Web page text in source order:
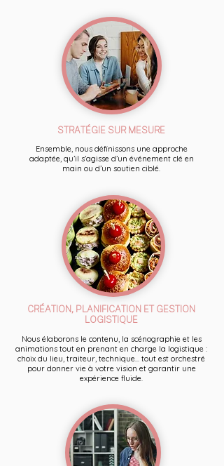
STRATÉGIE SUR MESURE
Ensemble, nous définissons une approche
adaptée, qu’il s’agisse d’un événement clé en
main ou d’un soutien ciblé.
CRÉATION, PLANIFICATION ET GESTION
LOGISTIQUE
Nous élaborons le contenu, la scénographie et les
animations tout en prenant en charge la logistique :
choix du lieu, traiteur, technique... tout est orchestré
pour donner vie à votre vision et garantir une
expérience fluide.